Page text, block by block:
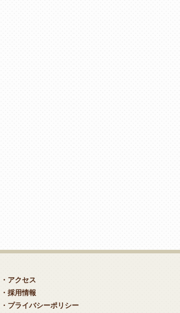
・アクセス
・採用情報
・プライバシーポリシー